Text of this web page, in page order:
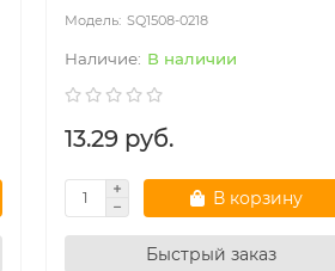
SQ1508-0218
В наличии
13.29 руб.
В корзину
Быстрый заказ